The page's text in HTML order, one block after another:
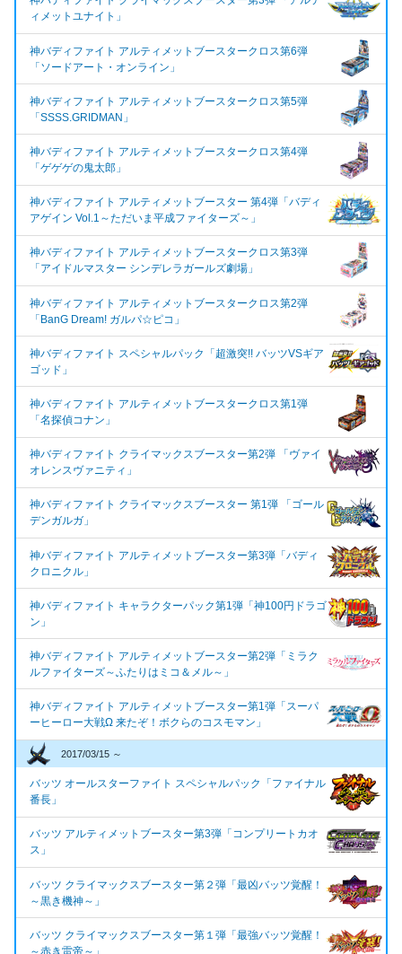
ィメットユナイト」
神バディファイト アルティメットブースタークロス第6弾
「ソードアート・オンライン」
神バディファイト アルティメットブースタークロス第5弾
「SSSS.GRIDMAN」
神バディファイト アルティメットブースタークロス第4弾
「ゲゲゲの鬼太郎」
神バディファイト アルティメットブースター 第4弾「バディ
アゲイン Vol.1～ただいま平成ファイターズ～」
神バディファイト アルティメットブースタークロス第3弾
「アイドルマスター シンデレラガールズ劇場」
神バディファイト アルティメットブースタークロス第2弾
「BanG Dream! ガルパ☆ピコ」
神バディファイト スペシャルパック「超激突!! バッツVSギア
ゴッド」
神バディファイト アルティメットブースタークロス第1弾
「名探偵コナン」
神バディファイト クライマックスブースター第2弾 「ヴァイ
オレンスヴァニティ」
神バディファイト クライマックスブースター 第1弾 「ゴール
デンガルガ」
神バディファイト アルティメットブースター第3弾「バディ
クロニクル」
神バディファイト キャラクターパック第1弾「神100円ドラゴ
ン」
神バディファイト アルティメットブースター第2弾「ミラク
ルファイターズ～ふたりはミコ＆メル～」
神バディファイト アルティメットブースター第1弾「スーパ
ーヒーロー大戦Ω 来たぞ！ボクらのコスモマン」
2017/03/15 ～
バッツ オールスターファイト スペシャルパック「ファイナル
番長」
バッツ アルティメットブースター第3弾「コンプリートカオ
ス」
バッツ クライマックスブースター第２弾「最凶バッツ覚醒！
～黒き機神～」
バッツ クライマックスブースター第１弾「最強バッツ覚醒！
～赤き雷帝～」